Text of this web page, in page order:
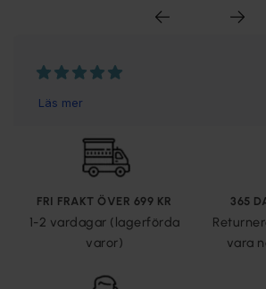
FRI FRAKT ÖVER 699 KR
1-2 vardagar (lagerförda
varor)
365
vara